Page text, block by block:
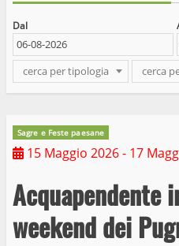
Dal
cerca per tipologia cerca
Sagre e Feste paesane
15 Maggio 2026- 17
Acquapendente
weekend dei